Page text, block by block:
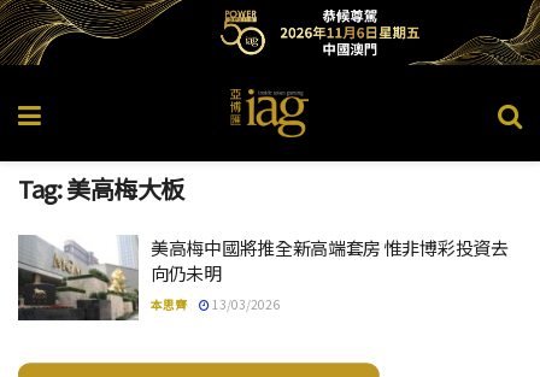
Tag:美高梅大板
美高梅中國將推全新高端套房 惟非博彩投資去
向仍未明
本思齊 13/03/2026